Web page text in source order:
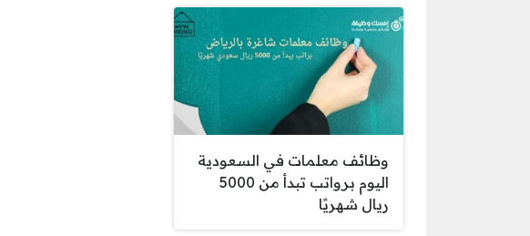
وظائف معلمات في السعودية
اليوم برواتب تبدأ من 5000
ريال شهريًا